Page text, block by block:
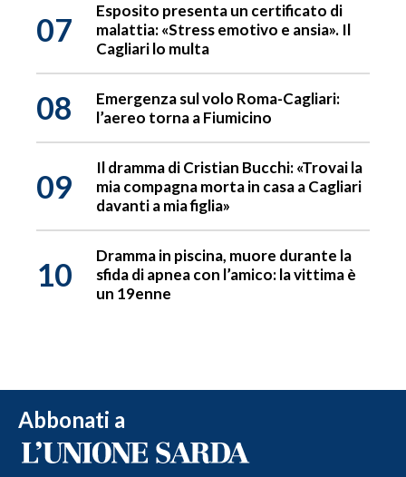
07
Esposito presenta un certificato di
malattia: «Stress emotivo e ansia». Il
Cagliari lo multa
08
Emergenza sul volo Roma-Cagliari:
l’aereo torna a Fiumicino
09
Il dramma di Cristian Bucchi: «Trovai la
mia compagna morta in casa a Cagliari
davanti a mia figlia»
10
Dramma in piscina, muore durante la
sfida di apnea con l’amico: la vittima è
un 19enne
Abbonati a